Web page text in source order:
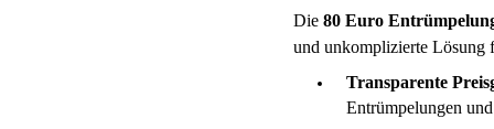
Die 80 Euro
und unkomplizierte Lösung
Transparente
Entrümpelungen